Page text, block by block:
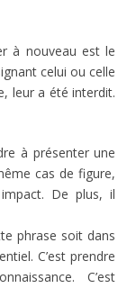
à nouveau est le
celui ou celle
leur a été interdit.
à présenter une
cas de figure,
De plus, il
phrase soit dans
C’est prendre
C’est